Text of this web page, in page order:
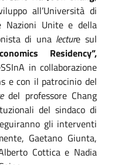
all’Università di
Nazioni Unite e della
di una lecture sul
Residency”,
in collaborazione
e con il patrocinio del
del professore Chang
del sindaco di
gli interventi
Gaetano Giunta,
Cottica e Nadia